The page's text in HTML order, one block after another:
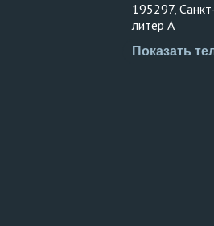
195297,
литер А
Показать